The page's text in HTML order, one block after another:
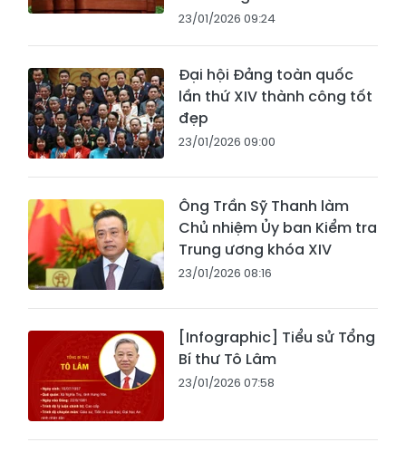
23/01/2026 09:24
Đại hội Đảng toàn quốc
lần thứ XIV thành công tốt
đẹp
23/01/2026 09:00
Ông Trần Sỹ Thanh làm
Chủ nhiệm Ủy ban Kiểm tra
Trung ương khóa XIV
23/01/2026 08:16
[Infographic] Tiểu sử Tổng
Bí thư Tô Lâm
23/01/2026 07:58